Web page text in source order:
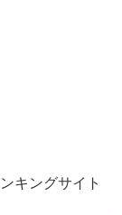
キングサイト